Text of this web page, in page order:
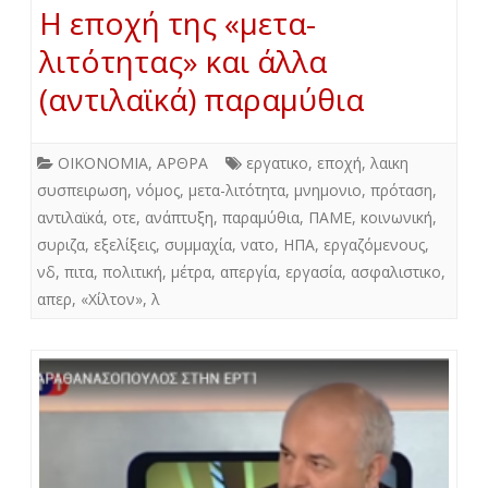
Η εποχή της «μετα-
λιτότητας» και άλλα
(αντιλαϊκά) παραμύθια
ΟΙΚΟΝΟΜΙΑ, ΑΡΘΡΑ εργατικο, εποχή, λαικη
συσπειρωση, νόμος, μετα-λιτότητα, μνημονιο, πρόταση,
αντιλαϊκά, οτε, ανάπτυξη, παραμύθια, ΠΑΜΕ, κοινωνική,
συριζα, εξελίξεις, συμμαχία, νατο, ΗΠΑ, εργαζόμενους,
νδ, πιτα, πολιτική, μέτρα, απεργία, εργασία, ασφαλιστικο,
απερ, «Χίλτον», λ